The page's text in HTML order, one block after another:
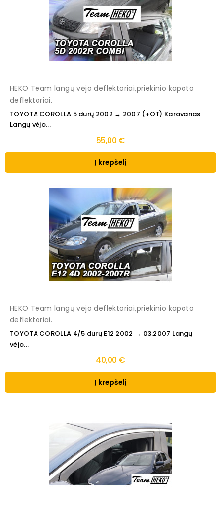
HEKO Team langų vėjo deflektoriai,priekinio kapoto
deflektoriai.
TOYOTA COROLLA 5 durų 2002 → 2007 (+OT) Karavanas
Langų vėjo...
55,00 €
Į krepšelį
HEKO Team langų vėjo deflektoriai,priekinio kapoto
deflektoriai.
TOYOTA COROLLA 4/5 durų E12 2002 → 03.2007 Langų
vėjo...
40,00 €
Į krepšelį